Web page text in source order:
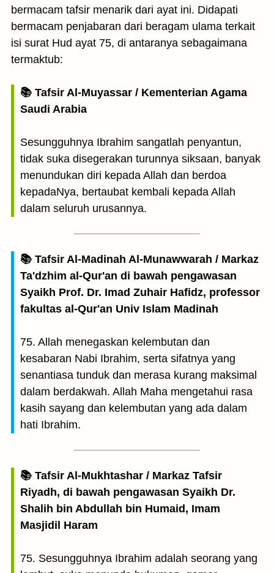
bermacam tafsir menarik dari ayat ini. Didapati
bermacam penjabaran dari beragam ulama terkait
isi surat Hud ayat 75, di antaranya sebagaimana
termaktub:
📚 Tafsir Al-Muyassar / Kementerian Agama
Saudi Arabia
Sesungguhnya Ibrahim sangatlah penyantun,
tidak suka disegerakan turunnya siksaan, banyak
menundukan diri kepada Allah dan berdoa
kepadaNya, bertaubat kembali kepada Allah
dalam seluruh urusannya.
📚 Tafsir Al-Madinah Al-Munawwarah / Markaz
Ta'dzhim al-Qur'an di bawah pengawasan
Syaikh Prof. Dr. Imad Zuhair Hafidz, professor
fakultas al-Qur'an Univ Islam Madinah
75. Allah menegaskan kelembutan dan
kesabaran Nabi Ibrahim, serta sifatnya yang
senantiasa tunduk dan merasa kurang maksimal
dalam berdakwah. Allah Maha mengetahui rasa
kasih sayang dan kelembutan yang ada dalam
hati Ibrahim.
📚 Tafsir Al-Mukhtashar / Markaz Tafsir
Riyadh, di bawah pengawasan Syaikh Dr.
Shalih bin Abdullah bin Humaid, Imam
Masjidil Haram
75. Sesungguhnya Ibrahim adalah seorang yang